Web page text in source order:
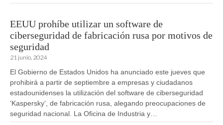
EEUU prohíbe utilizar un software de
ciberseguridad de fabricación rusa por motivos de
seguridad
21 junio, 2024
El Gobierno de Estados Unidos ha anunciado este jueves que
prohibirá a partir de septiembre a empresas y ciudadanos
estadounidenses la utilización del software de ciberseguridad
‘Kaspersky’, de fabricación rusa, alegando preocupaciones de
seguridad nacional. La Oficina de Industria y…